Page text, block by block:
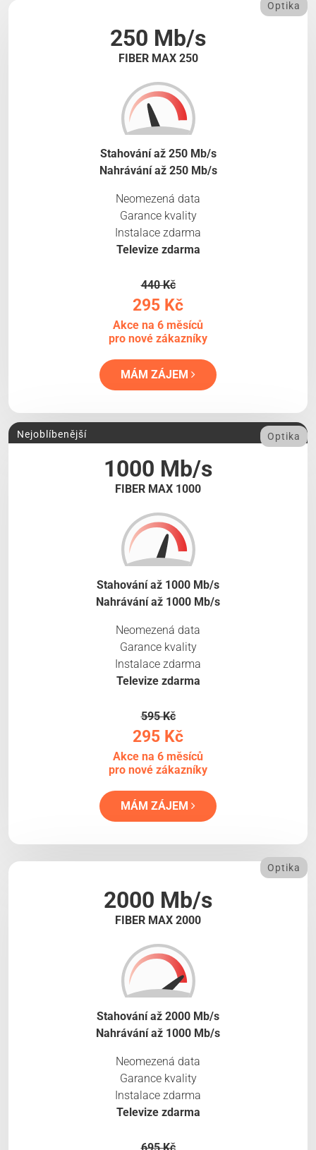
250 Mb/s
FIBER MAX 250
Optika
Stahování až 250 Mb/s
Nahrávání až 250 Mb/s
Neomezená data
Garance kvality
Instalace zdarma
Televize zdarma
440 Kč
295 Kč
Akce na 6 měsíců
pro nové zákazníky
MÁM ZÁJEM
1000 Mb/s
FIBER MAX 1000
Nejoblíbenější Optika
Stahování až 1000 Mb/s
Nahrávání až 1000 Mb/s
Neomezená data
Garance kvality
Instalace zdarma
Televize zdarma
595 Kč
295 Kč
Akce na 6 měsíců
pro nové zákazníky
MÁM ZÁJEM
2000 Mb/s
FIBER MAX 2000
Optika
Stahování až 2000 Mb/s
Nahrávání až 1000 Mb/s
Neomezená data
Garance kvality
Instalace zdarma
Televize zdarma